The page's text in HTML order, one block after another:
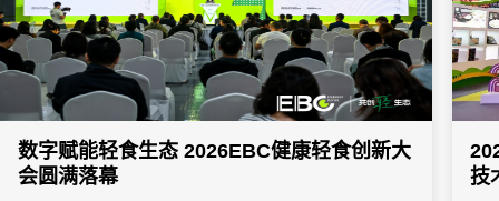
数字赋能轻食生态 2026EBC健康轻食创新大
会圆满落幕
技